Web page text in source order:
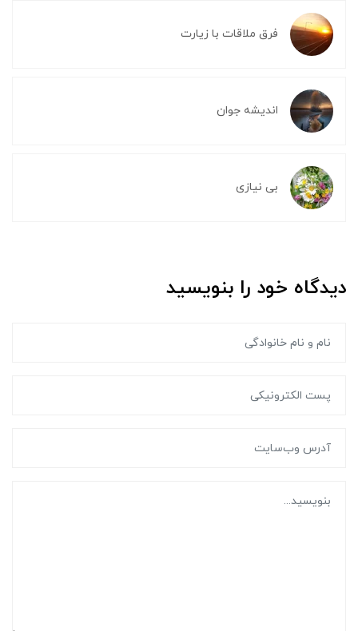
فرق ملاقات با زیارت
اندیشه جوان
بی نیازی
دیدگاه خود را بنویسید